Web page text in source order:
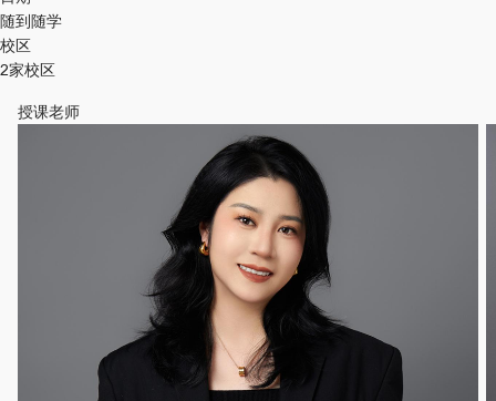
随到随学
校区
2家校区
授课老师